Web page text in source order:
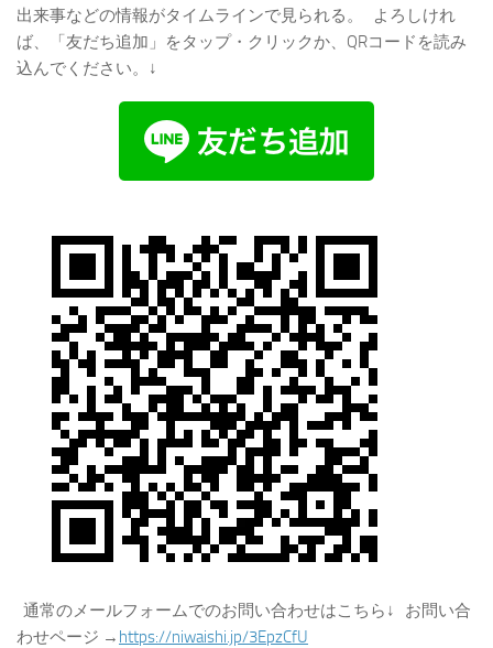
出来事などの情報がタイムラインで見られる。
よろしけれ
ば、「友だち追加」をタップ・クリックか、QRコードを読み
込んでください。↓
通常のメールフォームでのお問い合わせはこちら↓ お問い合
わせページ → https://niwaishi.jp/3EpzCfU